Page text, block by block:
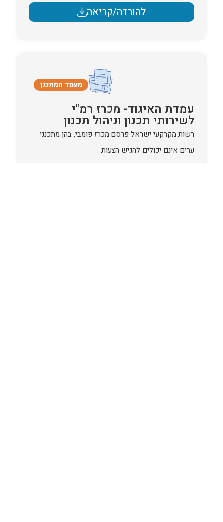
להורדה/קריאה
מעמד המתכנן
עמדת האיגוד- מכרז רמ"י
לשירותי תכנון וניהול תכנון
רשות מקרקעי ישראל פרסם מכרז פומבי, בהן מתכנני
ערים אינם יכולים להגיש הצעות